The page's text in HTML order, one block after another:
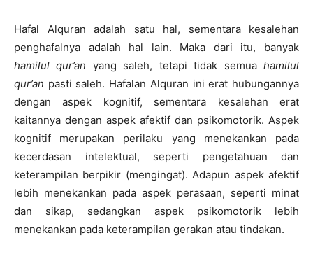
Hafal Alquran adalah satu hal, sementara kesalehan
penghafalnya adalah hal lain. Maka dari itu, banyak
hamilul qur’an yang saleh, tetapi tidak semuahamilul
qur’an pasti saleh. Hafalan Alquran ini erat hubungannya
dengan aspek kognitif, sementara kesalehan erat
kaitannya dengan aspek afektif dan psikomotorik. Aspek
kognitif merupakan perilaku yang menekankan pada
kecerdasan intelektual, seperti pengetahuan dan
keterampilan berpikir (mengingat). Adapun aspek afektif
lebih menekankan pada aspek perasaan, seperti minat
dan sikap, sedangkan aspek psikomotorik lebih
menekankan pada keterampilan gerakan atau tindakan.